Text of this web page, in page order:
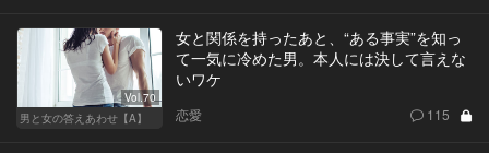
Vol.70
男と女の答えあわせ【A】
女と関係を持ったあと、“ある事実”を知っ
て一気に冷めた男。本人には決して言えな
いワケ
恋愛 115